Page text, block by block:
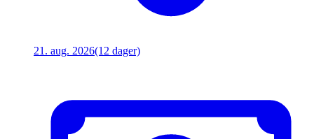
21. aug. 2026(12 dager)